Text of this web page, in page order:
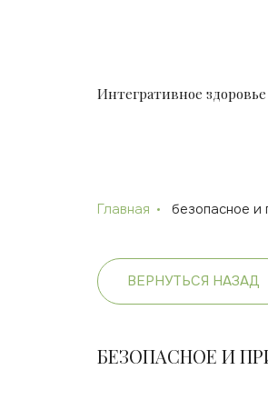
Интегративное здоровье
Главная безопасное и
ВЕРНУТЬСЯ НАЗАД
БЕЗОПАСНОЕ И